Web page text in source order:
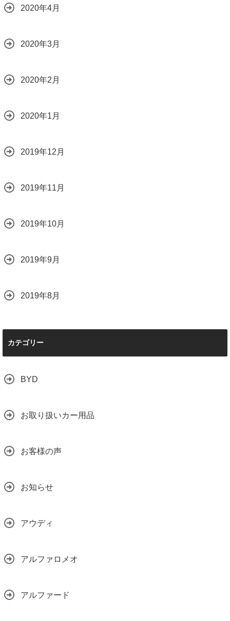
2020年4月
2020年3月
2020年2月
2020年1月
2019年12月
2019年11月
2019年10月
2019年9月
2019年8月
カテゴリー
BYD
お取り扱いカー用品
お客様の声
お知らせ
アウディ
アルファロメオ
アルファード